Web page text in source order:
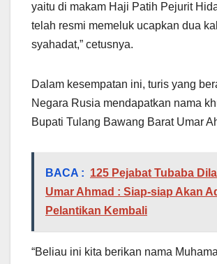
yaitu di makam Haji Patih Pejurit
telah resmi memeluk ucapkan dua
syahadat,” cetusnya.
Dalam kesempatan ini, turis yang
Negara Rusia mendapatkan nama
Bupati Tulang Bawang Barat Umar
BACA : 125 Pejabat Tubaba
Umar Ahmad : Siap-siap Akan
Pelantikan Kembali
“Beliau ini kita berikan nama